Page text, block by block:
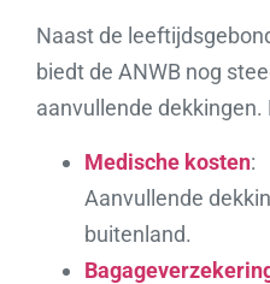
Naast de
biedt de ANWB nog
aanvullende dekkingen.
Medische kosten:
Aanvullende
buitenland.